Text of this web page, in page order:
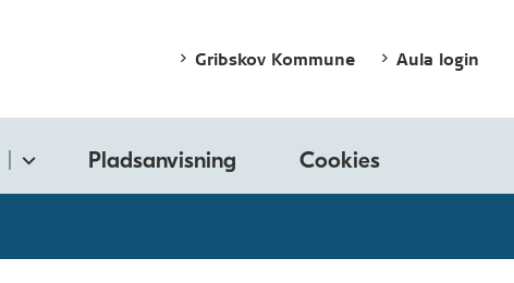
Gribskov Kommune Aula login
Pladsanvisning Cookies